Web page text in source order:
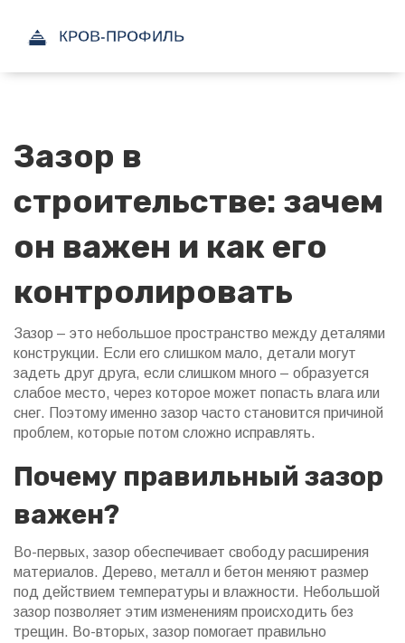
Зазор в
строительстве: зачем
он важен и как его
контролировать
Зазор – это небольшое пространство между деталями
конструкции. Если его слишком мало, детали могут
задеть друг друга, если слишком много – образуется
слабое место, через которое может попасть влага или
снег. Поэтому именно зазор часто становится причиной
проблем, которые потом сложно исправлять.
Почему правильный зазор
важен?
Во-первых, зазор обеспечивает свободу расширения
материалов. Дерево, металл и бетон меняют размер
под действием температуры и влажности. Небольшой
зазор позволяет этим изменениям происходить без
трещин. Во-вторых, зазор помогает правильно